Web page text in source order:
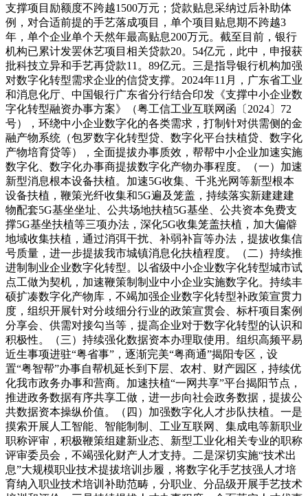
支撑项目励额度不跨越1500万元；贷款贴息采纳过后补助体
例，对合适前提的手艺落成项目，单个项目贴息期不跨越3
年，单个企业单个天然年最高贴息200万元。截至目前，银行
机构已累计发罢休艺项目相关贷款20。54亿元，此中，申报获
批科技立异和手艺再贷款11。89亿元。三是指导银行机构加强
对数字化转型需求企业的信贷支撑。2024年11月，广东省工业
和消息化厅、中国银行广东省分行结合印发《支撑中小企业数
字化转型融资办事方案》（粤工信工业互联网函〔2024〕72
号），环绕中小企业数字化的各类需求，打制针对供需侧的金
融产物系统（包罗数字化转型贷、数字化平台扶植贷、数字化
产物培育贷等），全面提拔办事质效，帮帮中小企业加速实施
数字化、数字化办事商提拔数字化产物办事程度。（一）加速
新型消息根本设备扶植。加速5G收集、千兆光网等新型根本
设备扶植，鞭策光纤收集和5G遍及笼盖，持续落实新建建建
物配套5G基坐坐址、公共场地扶植5G基坐、公共资本免费支
撑5G基坐扶植等三项办法，深化5G收集笼盖扶植，加大偏僻
地域收集扶植，通过消弭干扰、补弱补盲等办法，提拔收集信
号质量，进一步提拔我市城镇消息化扶植程度。（二）持续推
进制制业企业数字化转型。以省级中小企业数字化转型城市试
点工做为契机，加速鞭策制制业中小企业实施数字化。持续丰
硕扩凑数字化产物库，不竭加强企业数字化转型补政策宣贯力
度，组织开展针对分歧细分行业的政策宣贯会、标杆项目案例
分享会、供需对接勾当等，提高企业对于数字化转型的认识和
积极性。（三）持续强化数据资本办理取使用。组织高频平易
近生事项进驻“粤省事”，逐渐完美“粤商通”揭阳专区，设
置“粤智帮”办事自帮机延长到下层、农村、财产园区，持续优
化我市政务办事和营商。加速扶植“一网共享”平台揭阳节点，
推进政务数据有序共享工做，进一步向社会政务数据，提拔公
共数据资本操纵价值。（四）加强数字化人才步队扶植。一是
摸索开展人工智能、智能制制、工业互联网、集成电等新职业
职称评审，积极鞭策组建新业态、新型工业化相关专业的职称
评审委员会，不竭强化财产人才支持。二是深切实施“技术出
息”大规模职业技术提拔培训步履，将数字化手艺技强人才培
育纳入职业技术培训补助范畴，分职业、分品级开展手艺技术